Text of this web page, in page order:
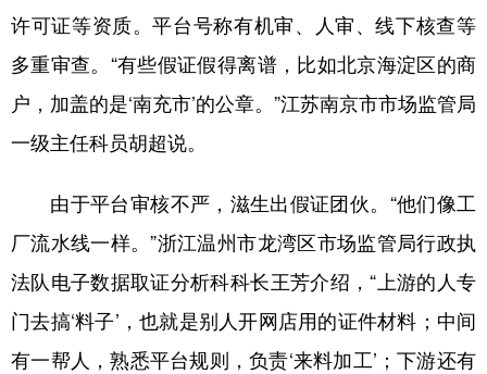
许可证等资质。平台号称有机审、人审、线下核查等
多重审查。“有些假证假得离谱，比如北京海淀区的商
户，加盖的是‘南充市’的公章。”江苏南京市市场监管局
一级主任科员胡超说。
由于平台审核不严，滋生出假证团伙。“他们像工
厂流水线一样。”浙江温州市龙湾区市场监管局行政执
法队电子数据取证分析科科长王芳介绍，“上游的人专
门去搞‘料子’，也就是别人开网店用的证件材料；中间
有一帮人，熟悉平台规则，负责‘来料加工’；下游还有